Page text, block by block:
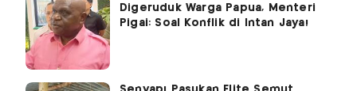
Digeruduk Warga Papua, Menteri
Pigai: Soal Konflik di Intan Jaya!